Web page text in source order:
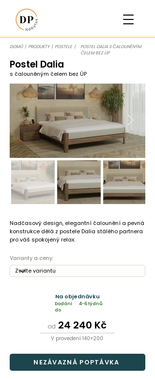
DOMŮ| PRODUKTY| POSTELE |
POSTEL DALIA S ČALOUNĚNÝM
ČELEM BEZ ÚP
Postel Dalia
s čalouněným čelem bez ÚP
Nadčasový design, elegantní čalounění a pevná
konstrukce dělá z postele Dalia stálého partnera
pro váš spokojený relax.
Varianty a ceny:
Na objednávku
Dodání
do
4-6 týdnů
od 24 240 Kč
V provedení 140×200
NEZÁVAZNÁ POPTÁVKA